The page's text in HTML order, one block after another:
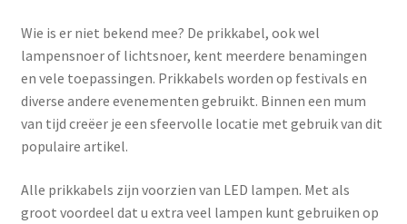
Wie is er niet bekend mee? De prikkabel, ook wel
lampensnoer of lichtsnoer, kent meerdere benamingen
en vele toepassingen. Prikkabels worden op festivals en
diverse andere evenementen gebruikt. Binnen een mum
van tijd creëer je een sfeervolle locatie met gebruik van dit
populaire artikel.
Alle prikkabels zijn voorzien van LED lampen. Met als
groot voordeel dat u extra veel lampen kunt gebruiken op